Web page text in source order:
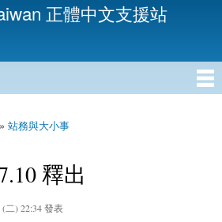
正體中文支援站
» 站務與大小事
釋出
(二) 22:34 發表